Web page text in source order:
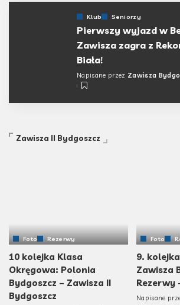
Klub Seniorzy
Pierwszy wyjazd w
Zawisza zagra z
Biała!
Napisane przez Zawisza
Zawisza II Bydgoszcz
Foto Rezerwy
10 kolejka Klasa
Okręgowa: Polonia
Bydgoszcz – Zawisza II
Bydgoszcz
Foto
9.
Zawisza
Rezerwy
Napisane